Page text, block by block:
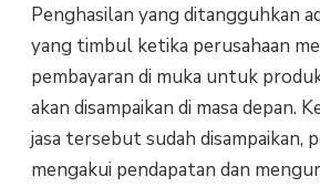
Penghasilan yang ditangguhkan
yang timbul ketika perusahaan
pembayaran di muka untuk
akan disampaikan di masa depan.
jasa tersebut sudah disampaikan,
mengakui pendapatan dan